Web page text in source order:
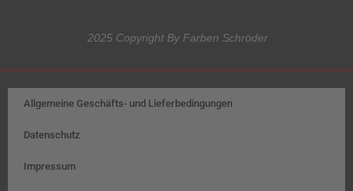
2025 Copyright By Farben Schröder
Allgemeine Geschäfts- und Lieferbedingungen
Datenschutz
Impressum